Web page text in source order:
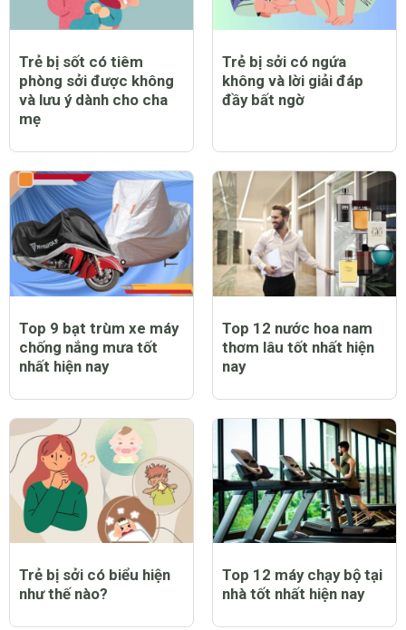
Trẻ bị sốt có tiêm
phòng sởi được không
và lưu ý dành cho cha
mẹ
Trẻ bị sởi có ngứa
không và lời giải đáp
đầy bất ngờ
Top 9 bạt trùm xe máy
chống nắng mưa tốt
nhất hiện nay
Top 12 nước hoa nam
thơm lâu tốt nhất hiện
nay
Trẻ bị sởi có biểu hiện
như thế nào?
Top 12 máy chạy bộ tại
nhà tốt nhất hiện nay